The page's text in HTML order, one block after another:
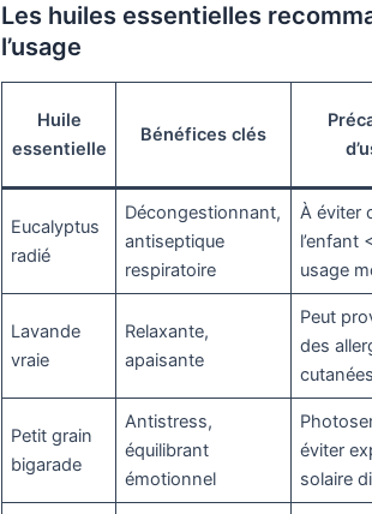
Les huiles essentielles
l’usage
Huile
essentielle
Bénéfices clés
Eucalyptus
radié
Décongestionnant,
antiseptique
respiratoire
À éviter
l’enfant
usage
Lavande
vraie
Relaxante,
apaisante
Peut
des
Petit grain
bigarade
Antistress,
équilibrant
émotionnel
éviter
solaire